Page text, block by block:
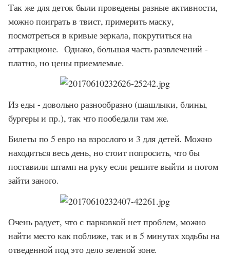
Так же для деток были проведены разные активности,
можно поиграть в твист, примерить маску,
посмотреться в кривые зеркала, покрутиться на
аттракционе. Однако, большая часть развлечений -
платно, но цены приемлемые.
Из еды - довольно разнообразно (шашлыки, блины,
бургеры и пр.), так что пообедали там же.
Билеты по 5 евро на взрослого и 3 для детей. Можно
находиться весь день, но стоит попросить, что бы
поставили штамп на руку если решите выйти и потом
зайти заного.
Очень радует, что с парковкой нет проблем, можно
найти место как поближе, так и в 5 минутах ходьбы на
отведенной под это дело зеленой зоне.